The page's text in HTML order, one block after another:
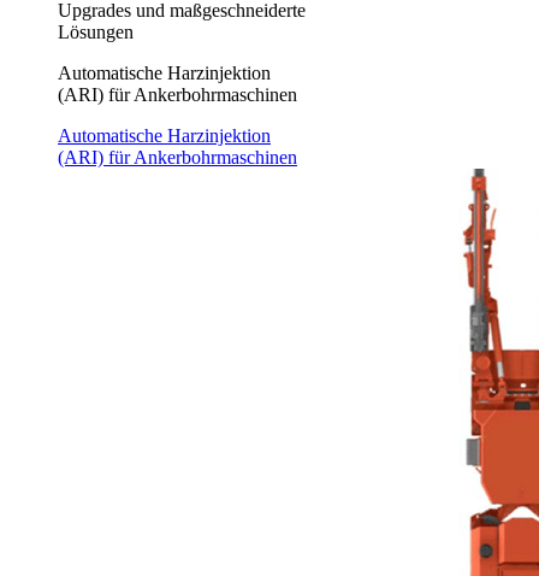
Upgrades und maßgeschneiderte
Lösungen
Automatische Harzinjektion
(ARI) für Ankerbohrmaschinen
Automatische Harzinjektion
(ARI) für Ankerbohrmaschinen